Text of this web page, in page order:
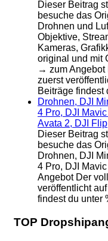
Dieser Beitrag
besuche das
Drohnen und
Objektive,
Kameras,
original und mit
→ zum Angebot
zuerst
Beiträge findest
Drohnen, DJI
4 Pro, DJI
Avata 2, DJI
Dieser Beitrag
besuche das
Drohnen, DJI
4 Pro, DJI
Angebot Der
veröffentlicht
findest du unter
TOP